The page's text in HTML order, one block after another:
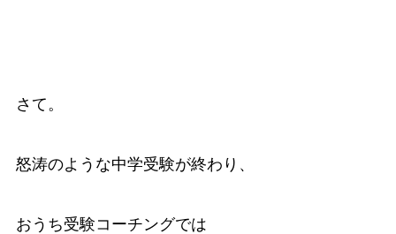
さて。
怒涛のような中学受験が終わり、
おうち受験コーチングでは